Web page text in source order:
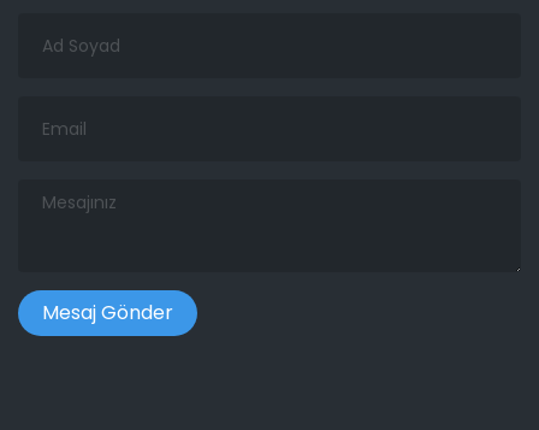
Soyad
Mesajınız